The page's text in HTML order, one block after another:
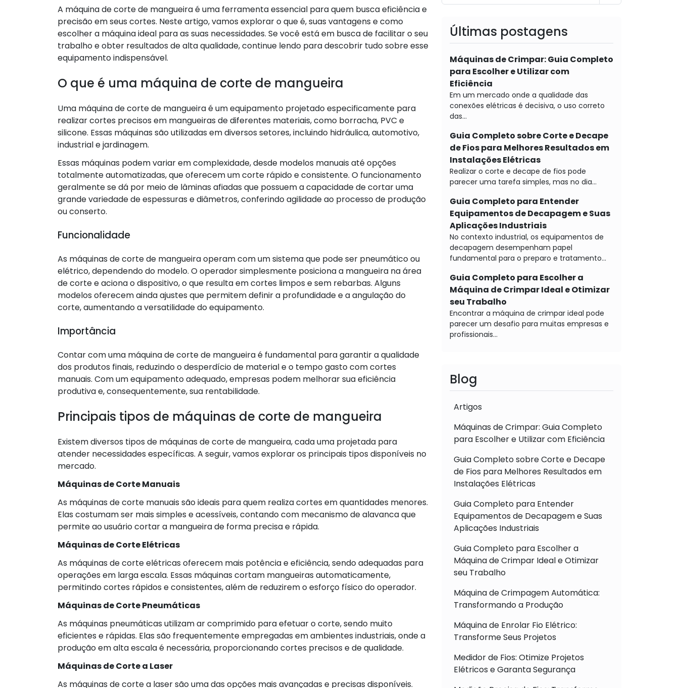
A máquina de corte de mangueira é uma ferramenta essencial para quem busca eficiência e
precisão em seus cortes. Neste artigo, vamos explorar o que é, suas vantagens e como
escolher a máquina ideal para as suas necessidades. Se você está em busca de facilitar o seu
trabalho e obter resultados de alta qualidade, continue lendo para descobrir tudo sobre esse
equipamento indispensável.
O que é uma máquina de corte de mangueira
Uma máquina de corte de mangueira é um equipamento projetado especificamente para
realizar cortes precisos em mangueiras de diferentes materiais, como borracha, PVC e
silicone. Essas máquinas são utilizadas em diversos setores, incluindo hidráulica, automotivo,
industrial e jardinagem.
Essas máquinas podem variar em complexidade, desde modelos manuais até opções
totalmente automatizadas, que oferecem um corte rápido e consistente. O funcionamento
geralmente se dá por meio de lâminas afiadas que possuem a capacidade de cortar uma
grande variedade de espessuras e diâmetros, conferindo agilidade ao processo de produção
ou conserto.
Funcionalidade
As máquinas de corte de mangueira operam com um sistema que pode ser pneumático ou
elétrico, dependendo do modelo. O operador simplesmente posiciona a mangueira na área
de corte e aciona o dispositivo, o que resulta em cortes limpos e sem rebarbas. Alguns
modelos oferecem ainda ajustes que permitem definir a profundidade e a angulação do
corte, aumentando a versatilidade do equipamento.
Importância
Contar com uma máquina de corte de mangueira é fundamental para garantir a qualidade
dos produtos finais, reduzindo o desperdício de material e o tempo gasto com cortes
manuais. Com um equipamento adequado, empresas podem melhorar sua eficiência
produtiva e, consequentemente, sua rentabilidade.
Principais tipos de máquinas de corte de mangueira
Existem diversos tipos de máquinas de corte de mangueira, cada uma projetada para
atender necessidades específicas. A seguir, vamos explorar os principais tipos disponíveis no
mercado.
Máquinas de Corte Manuais
As máquinas de corte manuais são ideais para quem realiza cortes em quantidades menores.
Elas costumam ser mais simples e acessíveis, contando com mecanismo de alavanca que
permite ao usuário cortar a mangueira de forma precisa e rápida.
Máquinas de Corte Elétricas
As máquinas de corte elétricas oferecem mais potência e eficiência, sendo adequadas para
operações em larga escala. Essas máquinas cortam mangueiras automaticamente,
permitindo cortes rápidos e consistentes, além de reduzirem o esforço físico do operador.
Máquinas de Corte Pneumáticas
As máquinas pneumáticas utilizam ar comprimido para efetuar o corte, sendo muito
eficientes e rápidas. Elas são frequentemente empregadas em ambientes industriais, onde a
produção em alta escala é necessária, proporcionando cortes precisos e de qualidade.
Máquinas de Corte a Laser
As máquinas de corte a laser são uma das opções mais avançadas e precisas disponíveis.
Últimas postagens
Máquinas de Crimpar: Guia Completo
para Escolher e Utilizar com
Eficiência
Em um mercado onde a qualidade das
conexões elétricas é decisiva, o uso correto
das...
Guia Completo sobre Corte e Decape
de Fios para Melhores Resultados em
Instalações Elétricas
Realizar o corte e decape de fios pode
parecer uma tarefa simples, mas no dia...
Guia Completo para Entender
Equipamentos de Decapagem e Suas
Aplicações Industriais
No contexto industrial, os equipamentos de
decapagem desempenham papel
fundamental para o preparo e tratamento...
Guia Completo para Escolher a
Máquina de Crimpar Ideal e Otimizar
seu Trabalho
Encontrar a máquina de crimpar ideal pode
parecer um desafio para muitas empresas e
profissionais...
Blog
Artigos
Máquinas de Crimpar: Guia Completo
para Escolher e Utilizar com Eficiência
Guia Completo sobre Corte e Decape
de Fios para Melhores Resultados em
Instalações Elétricas
Guia Completo para Entender
Equipamentos de Decapagem e Suas
Aplicações Industriais
Guia Completo para Escolher a
Máquina de Crimpar Ideal e Otimizar
seu Trabalho
Máquina de Crimpagem Automática:
Transformando a Produção
Máquina de Enrolar Fio Elétrico:
Transforme Seus Projetos
Medidor de Fios: Otimize Projetos
Elétricos e Garanta Segurança